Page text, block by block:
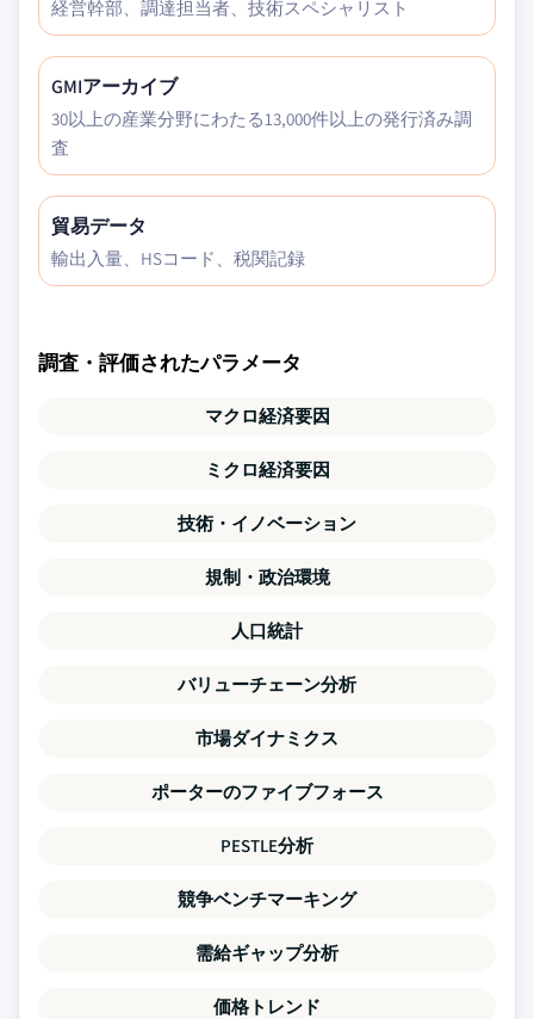
経営幹部、調達担当者、技術スペシャリスト
GMIアーカイブ
30以上の産業分野にわたる13,000件以上の発行済み調
査
貿易データ
輸出入量、HSコード、税関記録
調査・評価されたパラメータ
マクロ経済要因
ミクロ経済要因
技術・イノベーション
規制・政治環境
人口統計
バリューチェーン分析
市場ダイナミクス
ポーターのファイブフォース
PESTLE分析
競争ベンチマーキング
需給ギャップ分析
価格トレンド